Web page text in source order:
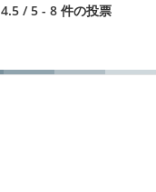
4.5 / 5 - 8 件の投票